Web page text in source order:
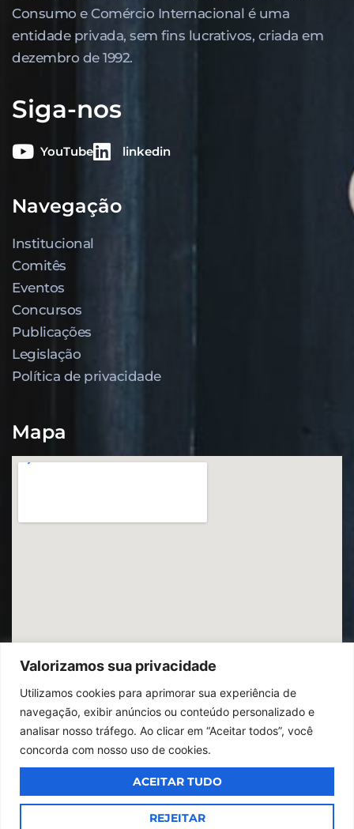
Valorizamos sua privacidade
Utilizamos cookies para aprimorar sua experiência de
navegação, exibir anúncios ou conteúdo personalizado e
analisar nosso tráfego. Ao clicar em “Aceitar todos”, você
concorda com nosso uso de cookies.
REJEITAR
ACEITAR TUDO
Consumo e Comércio Internacional é uma
entidade privada, sem fins lucrativos, criada em
dezembro de 1992.
Siga-nos
YouTube linkedin
Navegação
Institucional
Comitês
Eventos
Concursos
Publicações
Legislação
Política de privacidade
Mapa
Todos os direitos reservados,
Design By Jumps